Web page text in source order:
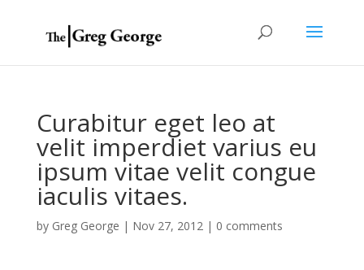
Curabitur eget leo at
velit imperdiet varius eu
ipsum vitae velit congue
iaculis vitaes.
by Greg George | Nov 27, 2012| 0 comments